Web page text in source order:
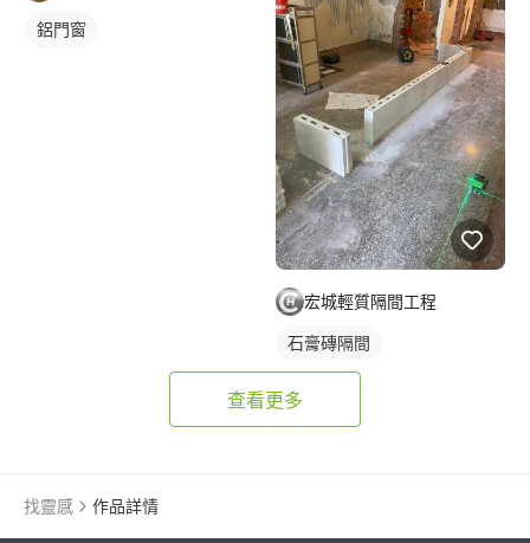
鋁門窗
宏城輕質隔間工程
石膏磚隔間
查看更多
找靈感 作品詳情